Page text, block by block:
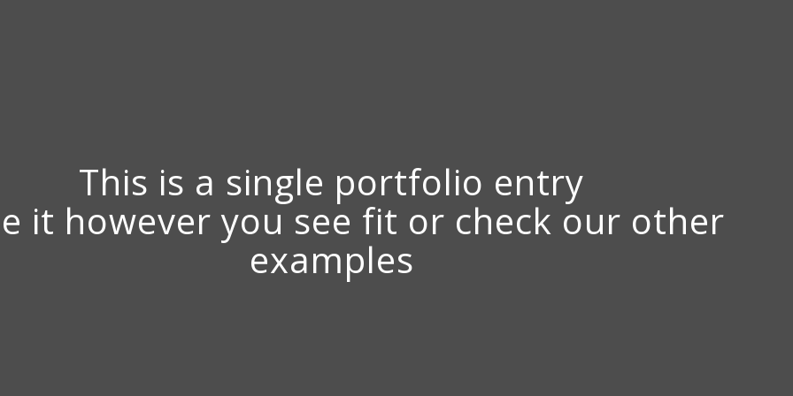
This is a single portfolio entry
it however you see fit or check our other
examples